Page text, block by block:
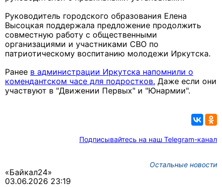
Руководитель городского образования Елена
Высоцкая поддержала предложение продолжить
совместную работу с общественными
организациями и участниками СВО по
патриотическому воспитанию молодежи Иркутска.
Ранее в администрации Иркутска напомнили о
комендантском часе для подростков. Даже если они
участвуют в "Движении Первых" и "Юнармии".
Подписывайтесь на наш Telegram-канал
Остальные новости
«Байкал24»
03.06.2026 23:19